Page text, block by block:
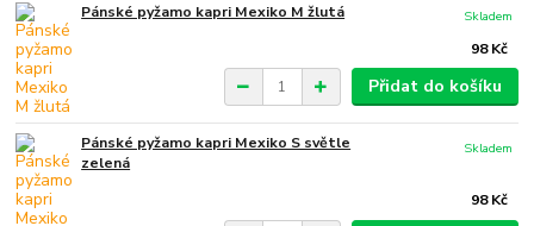
Pánské pyžamo kapri Mexiko M žlutá
98 Kč
Skladem
Přidat do košíku
Pánské pyžamo kapri Mexiko S světle
zelená
98 Kč
Skladem